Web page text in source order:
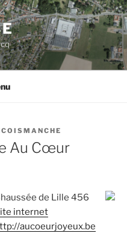
Au Cœur
de Lille 456
internet
aucoeurjoyeux.be